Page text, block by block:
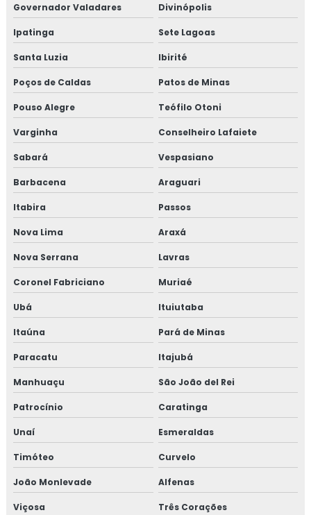
Governador Valadares Divinópolis
Ipatinga Sete Lagoas
Santa Luzia Ibirité
Poços de Caldas Patos de Minas
Pouso Alegre Teófilo Otoni
Varginha Conselheiro Lafaiete
Sabará Vespasiano
Barbacena Araguari
Itabira Passos
Nova Lima Araxá
Nova Serrana Lavras
Coronel Fabriciano Muriaé
Ubá Ituiutaba
Itaúna Pará de Minas
Paracatu Itajubá
Manhuaçu São João del Rei
Patrocínio Caratinga
Unaí Esmeraldas
Timóteo Curvelo
João Monlevade Alfenas
Viçosa Três Corações